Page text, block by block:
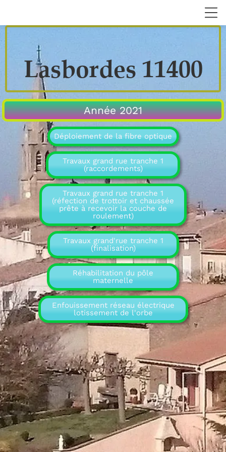
Lasbordes 11400
Année 2021
Déploiement de la fibre optique
Travaux grand rue tranche 1
(raccordements)
Travaux grand rue tranche 1
(réfection de trottoir et chaussée
prête à recevoir la couche de
roulement)
Travaux grand'rue tranche 1
(finalisation)
Réhabilitation du pôle
maternelle
Enfouissement réseau électrique
lotissement de l'orbe